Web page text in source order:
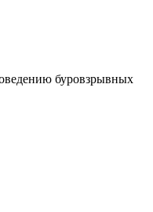
буровзрывных